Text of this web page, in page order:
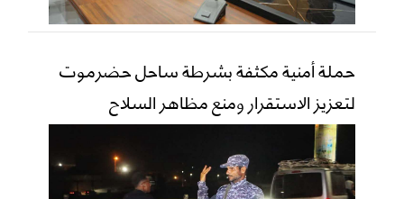
حملة أمنية مكثفة بشرطة ساحل حضرموت
لتعزيز الاستقرار ومنع مظاهر السلاح